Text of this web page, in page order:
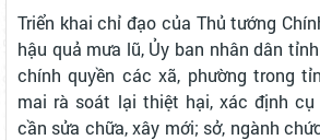
Triển khai chỉ đạo của Thủ tướng
hậu quả mưa lũ, Ủy ban nhân dân
chính quyền các xã, phường trong
mai rà soát lại thiệt hại, xác định
cần sửa chữa, xây mới; sở, ngành